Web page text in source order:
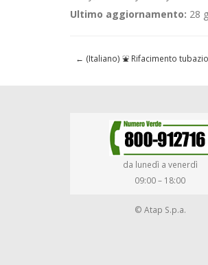
Ultimo aggiornamento: 28
← (Italiano) ⛲ Rifacimento
da lunedì a venerdì
09:00 – 18:00
© Atap S.p.a.